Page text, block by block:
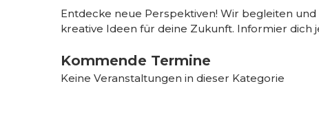
Entdecke neue Perspektiven! Wir begleiten
kreative Ideen für deine Zukunft. Informier dich
Kommende Termine
Keine Veranstaltungen in dieser Kategorie